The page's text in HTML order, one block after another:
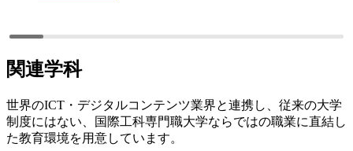
関連学科
世界のICT・デジタルコンテンツ業界と連携し、従来の大学
制度にはない、国際工科専門職大学ならではの職業に直結し
た教育環境を用意しています。